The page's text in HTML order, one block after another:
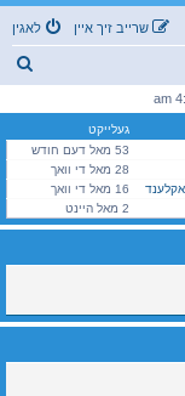
לאגין שרייב זיך איין
געלייקט
53 מאל דעם חודש
28 מאל די וואך
16 מאל די וואך
2 מאל היינט